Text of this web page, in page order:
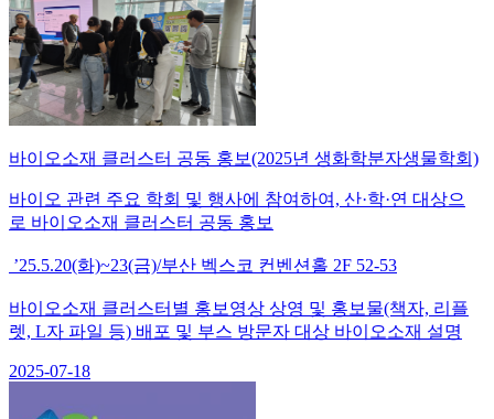
바이오소재 클러스터 공동 홍보(2025년 생화학분자생물학회)
바이오 관련 주요 학회 및 행사에 참여하여, 산·학·연 대상으
로 바이오소재 클러스터 공동 홍보
’25.5.20(화)~23(금)/부산 벡스코 컨벤션홀 2F 52-53
바이오소재 클러스터별 홍보영상 상영 및 홍보물(책자, 리플
렛, L자 파일 등) 배포 및 부스 방문자 대상 바이오소재 설명
2025-07-18